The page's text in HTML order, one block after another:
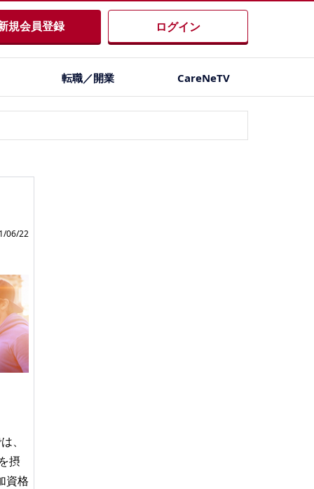
規会員登録 ログイン
転職／開業 CareNeTV
06/22
、
摂
資格